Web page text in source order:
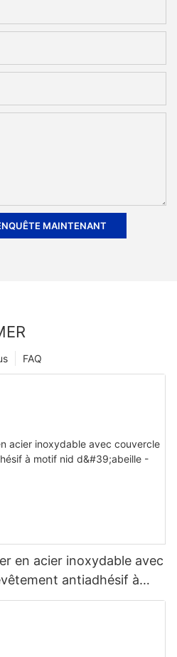
MAINTENANT
FAQ
en acier inoxydable avec
antiadhésif à